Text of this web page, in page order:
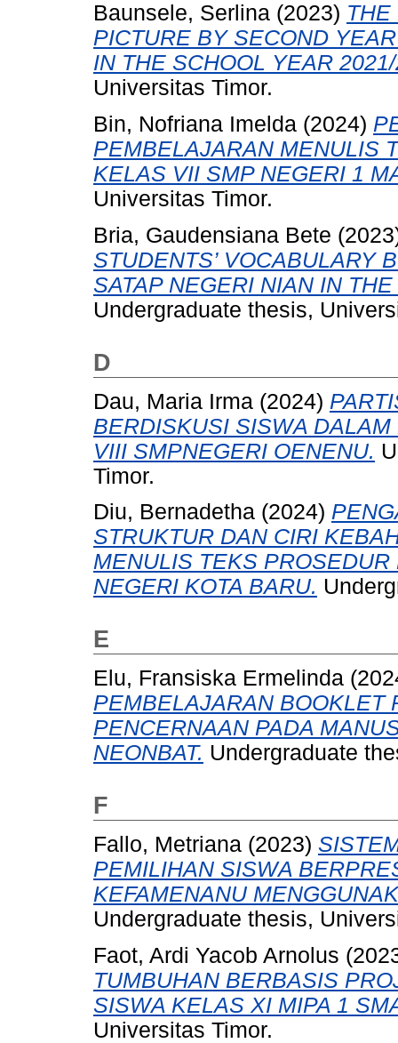
Baunsele, Serlina (2023) THE
PICTURE BY SECOND
IN THE SCHOOL YEAR
Universitas Timor.
Bin, Nofriana Imelda (2024)
PEMBELAJARAN MENULIS
KELAS VII SMP NEGERI 1
Universitas Timor.
Bria, Gaudensiana Bete
STUDENTS’ VOCABULARY
SATAP NEGERI NIAN IN
Undergraduate thesis,
D
Dau, Maria Irma (2024)
BERDISKUSI SISWA
VIII SMPNEGERI OENENU.
Timor.
Diu, Bernadetha (2024)
STRUKTUR DAN CIRI
MENULIS TEKS
NEGERI KOTA BARU.
E
Elu, Fransiska Ermelinda
PEMBELAJARAN BOOKLET
PENCERNAAN PADA
NEONBAT. Undergraduate
F
Fallo, Metriana (2023)
PEMILIHAN SISWA
KEFAMENANU
Undergraduate thesis,
Faot, Ardi Yacob Arnolus
TUMBUHAN BERBASIS
SISWA KELAS XI MIPA 1
Universitas Timor.